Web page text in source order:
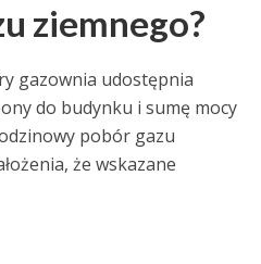
ziemnego?
gazownia udostępnia
do budynku i sumę mocy
pobór gazu
że wskazane